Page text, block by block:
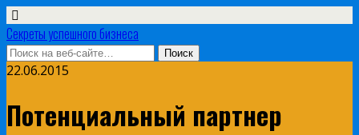
Секреты успешного бизнеса
22.06.2015
Потенциальный партнер